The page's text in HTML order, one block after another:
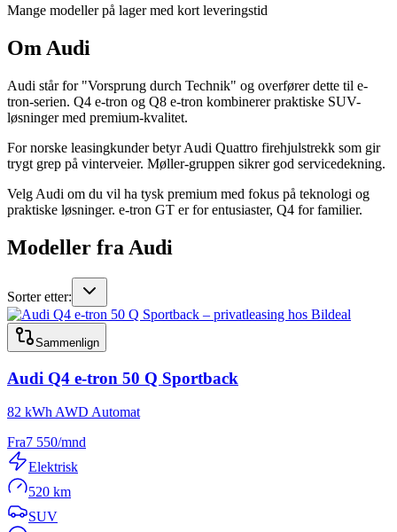
Mange modeller på lager med kort leveringstid
OmAudi
Audi står for "Vorsprung durch Technik" og overfører dette til e-
tron-serien. Q4 e-tron og Q8 e-tron kombinerer praktiske SUV-
løsninger med premium-kvalitet.
For norske leasingkunder betyr Audi Quattro firehjulstrekk som gir
trygt grep på vinterveier. Møller-gruppen sikrer god servicedekning.
Velg Audi om du vil ha tysk premium med fokus på teknologi og
praktiske løsninger. e-tron GT er for entusiaster, Q4 for familier.
Modeller fra Audi
Sorter etter:
Sammenlign
Audi Q4 e-tron 50 Q Sportback
82 kWh AWD Automat
Fra7 550/mnd
Elektrisk
520 km
SUV